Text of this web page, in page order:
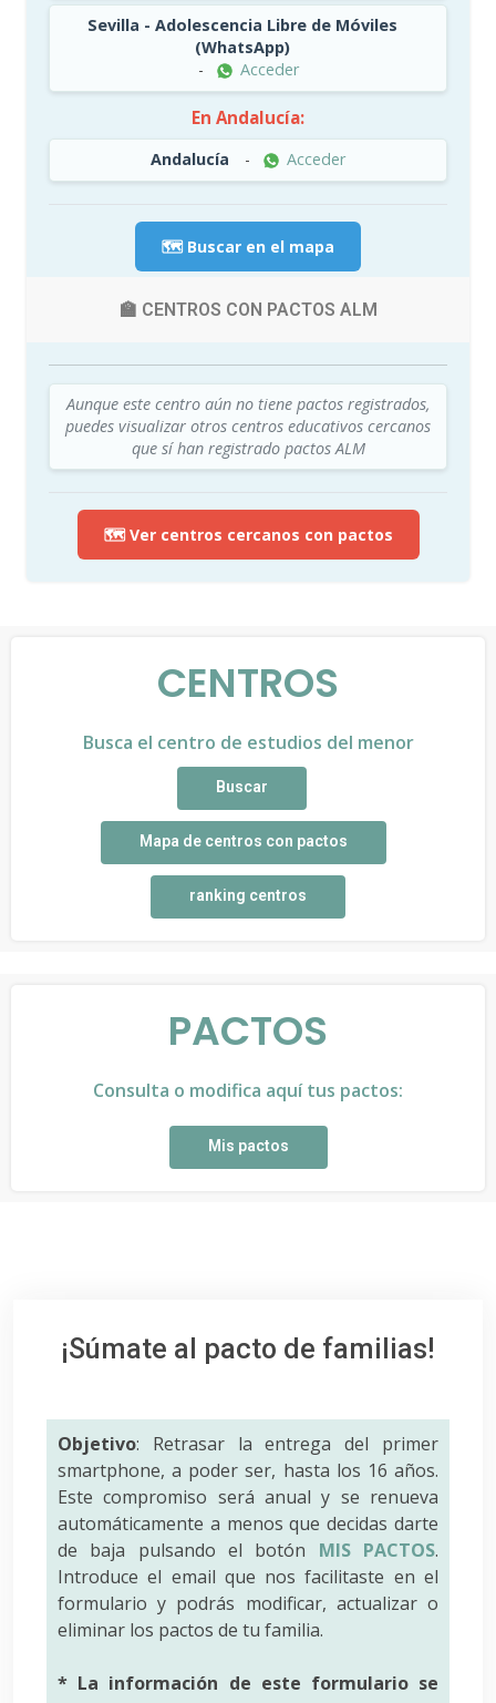
Sevilla - Adolescencia Libre de Móviles
(WhatsApp)
-
Acceder
En Andalucía:
Andalucía - Acceder
🗺️ Buscar en el mapa
🏫 CENTROS CON PACTOS ALM
Aunque este centro aún no tiene pactos registrados,
puedes visualizar otros centros educativos cercanos
que sí han registrado pactos ALM
🗺️ Ver centros cercanos con pactos
CENTROS
Busca el centro de estudios del menor
Buscar
Mapa de centros con pactos
ranking centros
PACTOS
Consulta o modifica aquí tus pactos:
Mis pactos
¡Súmate al pacto de familias!
Objetivo: Retrasar la entrega del primer
smartphone, a poder ser, hasta los 16 años.
Este compromiso será anual y se renueva
automáticamente a menos que decidas darte
de baja pulsando el botón MIS PACTOS.
Introduce el email que nos facilitaste en el
formulario y podrás modificar, actualizar o
eliminar los pactos de tu familia.
* La información de este formulario se